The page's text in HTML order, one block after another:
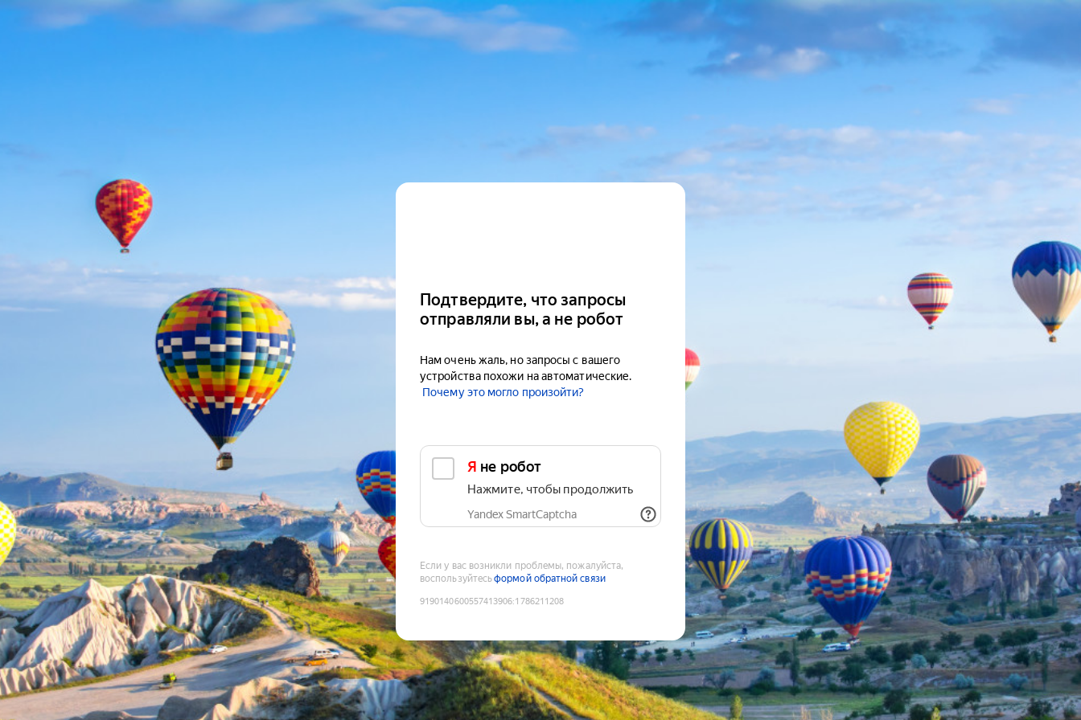
Подтвердите, что запросы
отправляли вы, а не робот
Нам очень жаль, но запросы с вашего
устройства похожи на автоматические.
Почему это могло произойти?
Я не робот
Нажмите, чтобы продолжить
Yandex SmartCaptcha
Если у вас возникли проблемы, пожалуйста,
воспользуйтесьформой обратной связи
9190140600557413906:1786211208